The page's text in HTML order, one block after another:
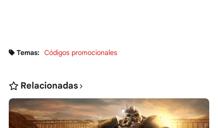
Temas: Códigos promocionales
Relacionadas